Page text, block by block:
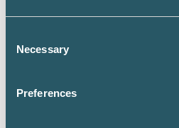
Selection
Necessary
Preferences
totalt 564 miljoner
individer. Ett
tillbaka om man
Den 1